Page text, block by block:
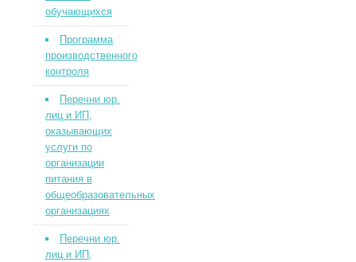
обучающихся
Программа
производственного
контроля
Перечни юр.
лиц и ИП,
оказывающих
услуги по
организации
питания в
общеобразовательных
организациях
Перечни юр.
лиц и ИП,